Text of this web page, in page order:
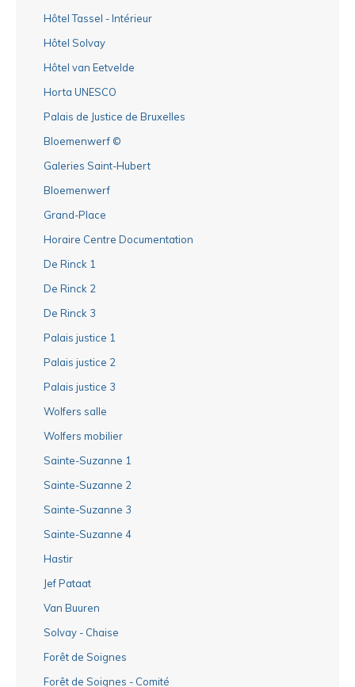
Hôtel Tassel - Intérieur
Hôtel Solvay
Hôtel van Eetvelde
Horta UNESCO
Palais de Justice de Bruxelles
Bloemenwerf ©
Galeries Saint-Hubert
Bloemenwerf
Grand-Place
Horaire Centre Documentation
De Rinck 1
De Rinck 2
De Rinck 3
Palais justice 1
Palais justice 2
Palais justice 3
Wolfers salle
Wolfers mobilier
Sainte-Suzanne 1
Sainte-Suzanne 2
Sainte-Suzanne 3
Sainte-Suzanne 4
Hastir
Jef Pataat
Van Buuren
Solvay - Chaise
Forêt de Soignes
Forêt de Soignes - Comité